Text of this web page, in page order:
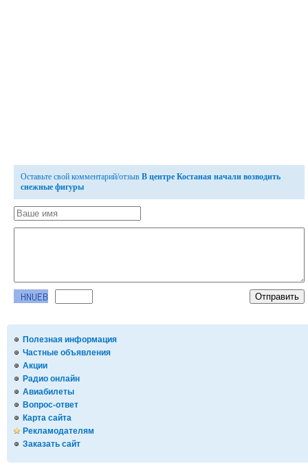
Полезная информация
Частные объявления
Акции
Радио онлайн
Авиабилеты
Вопрос-ответ
Карта сайта
Рекламодателям
Заказать сайт
Оставьте свой комментарий/отзыв В центре Костаная начали возводить
снежные фигуры